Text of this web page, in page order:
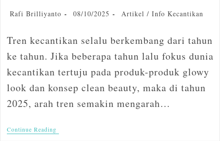
Rafi Brilliyanto 08/10/2025 Artikel / Info Kecantikan
Tren kecantikan selalu berkembang dari tahun
ke tahun. Jika beberapa tahun lalu fokus dunia
kecantikan tertuju pada produk-produk glowy
look dan konsep clean beauty, maka di tahun
2025, arah tren semakin mengarah…
Continue Reading